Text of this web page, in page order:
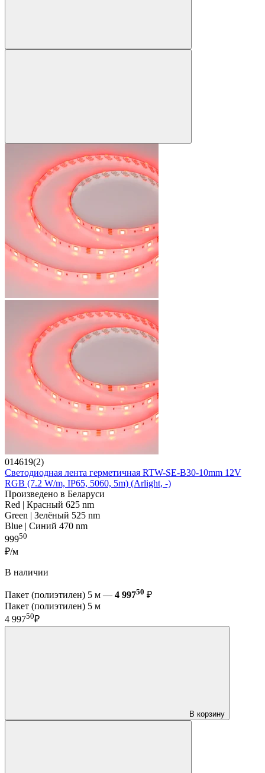
014619(2)
Светодиодная лента герметичная RTW-SE-B30-10mm 12V
RGB (7.2 W/m, IP65, 5060, 5m) (Arlight, -)
Произведено в Беларуси
Red | Красный 625 nm
Green | Зелёный 525 nm
Blue | Синий 470 nm
99950
₽/м
В наличии
Пакет (полиэтилен) 5 м — 4 99750 ₽
Пакет (полиэтилен) 5 м
4 99750₽
В корзину